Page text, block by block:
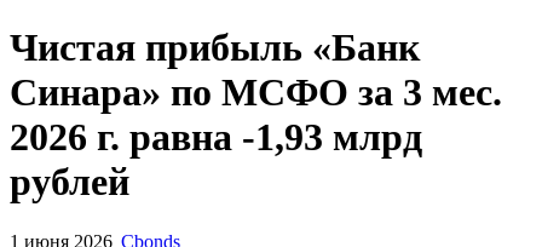
Чистая прибыль «Банк
Синара» по МСФО за 3 мес.
2026 г. равна -1,93 млрд
рублей
1 июня 2026 Cbonds